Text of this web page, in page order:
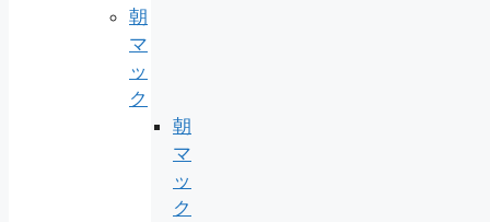
朝
マ
ッ
ク
朝
マ
ッ
ク